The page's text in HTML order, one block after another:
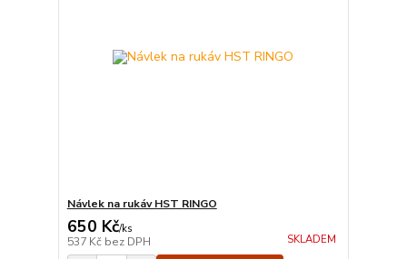
Návlek na rukáv HST RINGO
650 Kč/ks
537 Kč bez DPH SKLADEM